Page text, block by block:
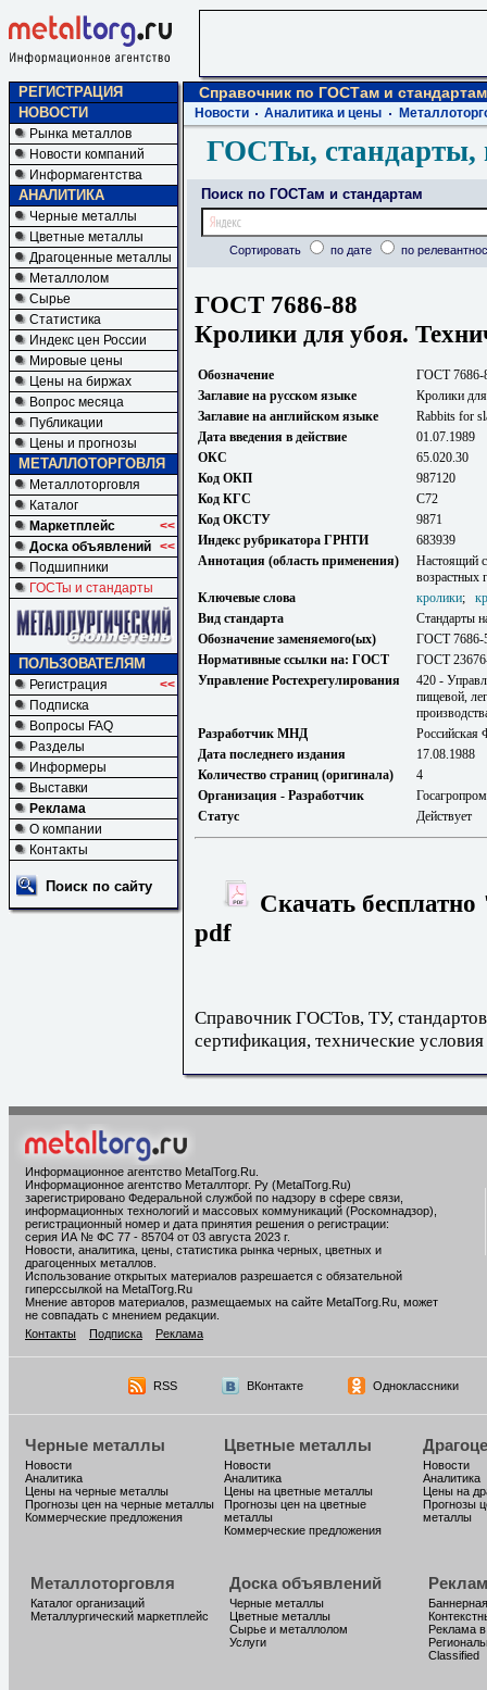
РЕГИСТРАЦИЯ
НОВОСТИ
Рынка металлов
Новости компаний
Информагентства
АНАЛИТИКА
Черные металлы
Цветные металлы
Драгоценные металлы
Металлолом
Сырье
Статистика
Индекс цен России
Мировые цены
Цены на биржах
Вопрос месяца
Публикации
Цены и прогнозы
МЕТАЛЛОТОРГОВЛЯ
Металлоторговля
Каталог
Маркетплейс
<<
Доска объявлений <<
Подшипники
ГОСТы и стандарты
ПОЛЬЗОВАТЕЛЯМ
Регистрация
<<
Подписка
Вопросы FAQ
Разделы
Информеры
Выставки
Реклама
О компании
Контакты
Поиск по сайту
Справочник по ГОСТам и стандартам
Новости Аналитика и цены
ГОСТы, стандарты,
Поиск по ГОСТам и стандартам
Сортировать по дате по
ГОСТ 7686-88
Кролики для убоя.
Обозначение
ГОСТ 7686-
Заглавие на русском языке
Кролики
Заглавие на английском языке
Rabbits for
Дата введения в действие
01.07.1989
ОКС
65.020.30
Код ОКП
987120
Код КГС
С72
Код ОКСТУ
9871
Индекс рубрикатора ГРНТИ
683939
Аннотация (область применения)
Настоящий
возрастных
Ключевые слова
кролики;
Вид стандарта
Стандарты
Обозначение заменяемого(ых)
ГОСТ 7686-
Нормативные ссылки на: ГОСТ
ГОСТ
Управление Ростехрегулирования
420 -
пищевой,
Разработчик МНД
Российская
Дата последнего издания
17.08.1988
Количество страниц (оригинала)
4
Организация - Разработчик
Статус
Действует
Скачать
pdf
Справочник ГОСТов, ТУ,
сертификация, технические условия
Информационное агентство MetalTorg.Ru
Информационное агентство Металлторг. Ру (MetalTorg.Ru)
зарегистрировано Федеральной службой по надзору в сфере связи,
информационных технологий и массовых коммуникаций (Роскомнадзор),
регистрационный номер и дата принятия решения о регистрации:
серия ИА № ФС 77 - 85704 от 03 августа 2023 г.
Новости, аналитика, цены, статистика рынка черных, цветных и
драгоценных металлов.
Использование открытых материалов разрешается с обязательной
гиперссылкой на MetalTorg.Ru
Мнение авторов материалов, размещаемых на сайте MetalTorg.Ru, может
не совпадать с мнением редакции.
Контакты
Подписка Реклама
RSS ВКонтакте Одноклассники
Черные металлы
Новости
Аналитика
Цены на черные металлы
Прогнозы цен на черные металлы
Коммерческие предложения
Цветные металлы
Новости
Аналитика
Цены на цветные металлы
Прогнозы цен на цветные
металлы
Коммерческие предложения
Новости
Аналитика
Цены на
Прогнозы
металлы
Металлоторговля
Каталог организаций
Металлургический маркетплейс
Доска объявлений
Черные металлы
Цветные металлы
Сырье и металлолом
Услуги
Реклама
Classified